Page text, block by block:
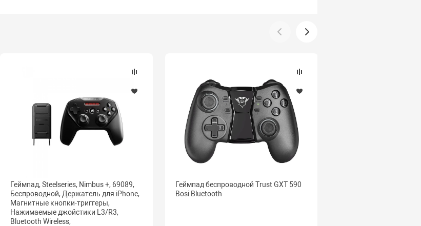
Геймпад, Steelseries, Nimbus +, 69089,
Беспроводной, Держатель для iPhone,
Магнитные кнопки-триггеры,
Нажимаемые джойстики L3/R3,
Bluetooth Wireless,
Геймпад беспроводной Trust GXT 590
Bosi Bluetooth